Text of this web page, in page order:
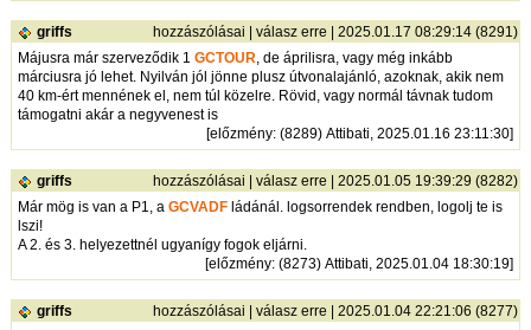
griffs hozzászólásai |válasz erre | 2025.01.17 08:29:14 (8291)
Májusra már szerveződik 1GCTOUR, de áprilisra, vagy még inkább
márciusra jó lehet. Nyilván jól jönne plusz útvonalajánló, azoknak, akik nem
40 km-ért mennének el, nem túl közelre. Rövid, vagy normál távnak tudom
támogatni akár a negyvenest is
[előzmény: (8289) Attibati, 2025.01.16 23:11:30]
griffs hozzászólásai |válasz erre | 2025.01.05 19:39:29 (8282)
Már mög is van a P1, aGCVADF ládánál. logsorrendek rendben, logolj te is
lszi!
A 2. és 3. helyezettnél ugyanígy fogok eljárni.
[előzmény: (8273) Attibati, 2025.01.04 18:30:19]
griffs hozzászólásai |válasz erre | 2025.01.04 22:21:06 (8277)